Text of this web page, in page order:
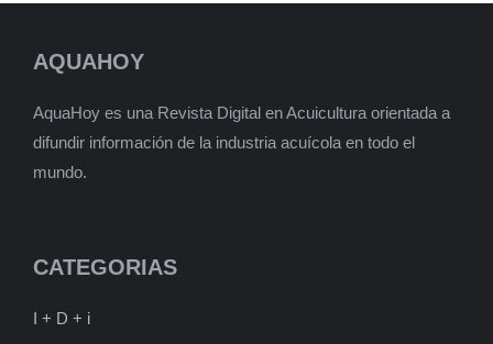
AQUAHOY
AquaHoy es una Revista Digital en Acuicultura orientada a
difundir información de la industria acuícola en todo el
mundo.
CATEGORIAS
I + D + i